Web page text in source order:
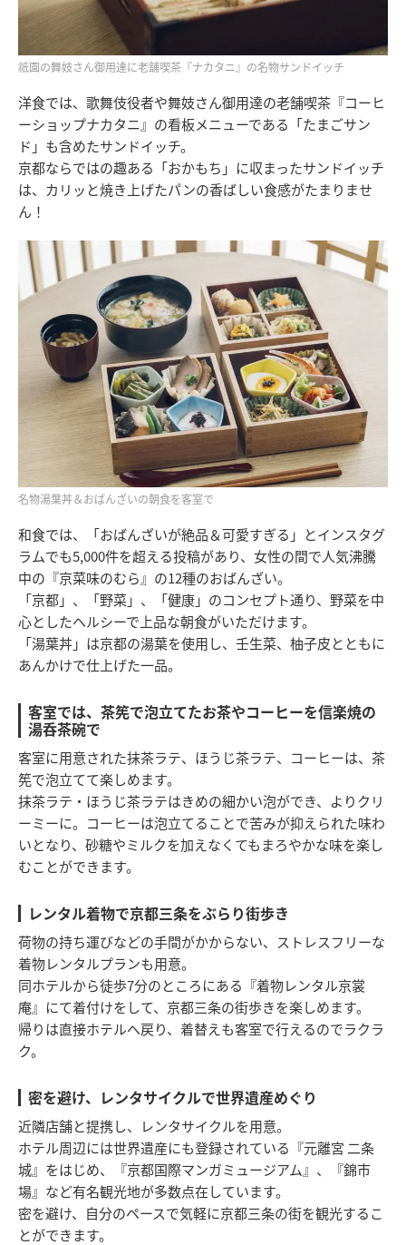
祇園の舞妓さん御用達に老舗喫茶『ナカタニ』の名物サンドイッチ
洋食では、歌舞伎役者や舞妓さん御用達の老舗喫茶『コーヒ
ーショップナカタニ』の看板メニューである「たまごサン
ド」も含めたサンドイッチ。
京都ならではの趣ある「おかもち」に収まったサンドイッチ
は、カリッと焼き上げたパンの香ばしい食感がたまりませ
ん！
名物湯葉丼＆おばんざいの朝食を客室で
和食では、「おばんざいが絶品＆可愛すぎる」とインスタグ
ラムでも5,000件を超える投稿があり、女性の間で人気沸騰
中の『京菜味のむら』の12種のおばんざい。
「京都」、「野菜」、「健康」のコンセプト通り、野菜を中
心としたヘルシーで上品な朝食がいただけます。
「湯葉丼」は京都の湯葉を使用し、壬生菜、柚子皮とともに
あんかけで仕上げた一品。
客室では、茶筅で泡立てたお茶やコーヒーを信楽焼の
湯呑茶碗で
客室に用意された抹茶ラテ、ほうじ茶ラテ、コーヒーは、茶
筅で泡立てて楽しめます。
抹茶ラテ・ほうじ茶ラテはきめの細かい泡ができ、よりクリ
ーミーに。コーヒーは泡立てることで苦みが抑えられた味わ
いとなり、砂糖やミルクを加えなくてもまろやかな味を楽し
むことができます。
レンタル着物で京都三条をぶらり街歩き
荷物の持ち運びなどの手間がかからない、ストレスフリーな
着物レンタルプランも用意。
同ホテルから徒歩7分のところにある『着物レンタル京裳
庵』にて着付けをして、京都三条の街歩きを楽しめます。
帰りは直接ホテルへ戻り、着替えも客室で行えるのでラクラ
ク。
密を避け、レンタサイクルで世界遺産めぐり
近隣店舗と提携し、レンタサイクルを用意。
ホテル周辺には世界遺産にも登録されている『元離宮 二条
城』をはじめ、『京都国際マンガミュージアム』、『錦市
場』など有名観光地が多数点在しています。
密を避け、自分のペースで気軽に京都三条の街を観光するこ
とができます。